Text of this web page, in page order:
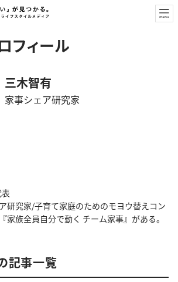
フィール
三木智有
家事シェア研究家
研究家/子育て家庭のためのモヨウ替えコン
家族全員自分で動く チーム家事』がある。
記事一覧